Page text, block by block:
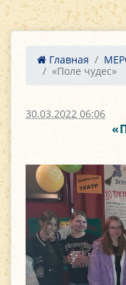
Главная
«Поле чудес»
30.03.2022 06:06